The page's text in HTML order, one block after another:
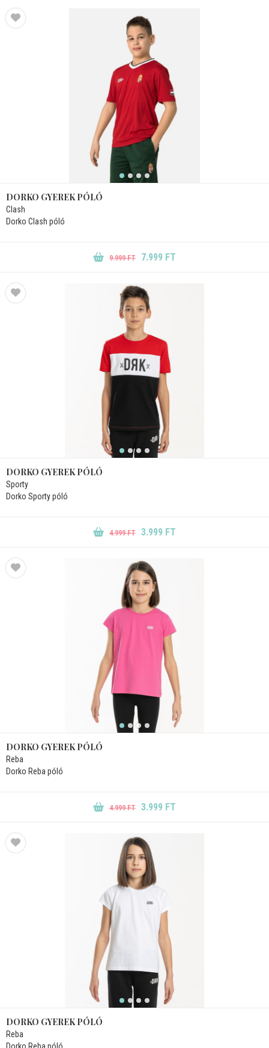
DORKO GYEREK PÓLÓ
Clash
Dorko Clash póló
9.999 FT 7.999 FT
DORKO GYEREK PÓLÓ
Sporty
Dorko Sporty póló
4.999 FT 3.999 FT
DORKO GYEREK PÓLÓ
Reba
Dorko Reba póló
4.999 FT 3.999 FT
DORKO GYEREK PÓLÓ
Reba